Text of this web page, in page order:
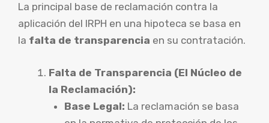
La principal base de reclamación contra la
aplicación del IRPH en una hipoteca se basa en
la falta de transparencia en su contratación.
Falta de Transparencia (El Núcleo de
la Reclamación):
Base Legal: La reclamación se basa